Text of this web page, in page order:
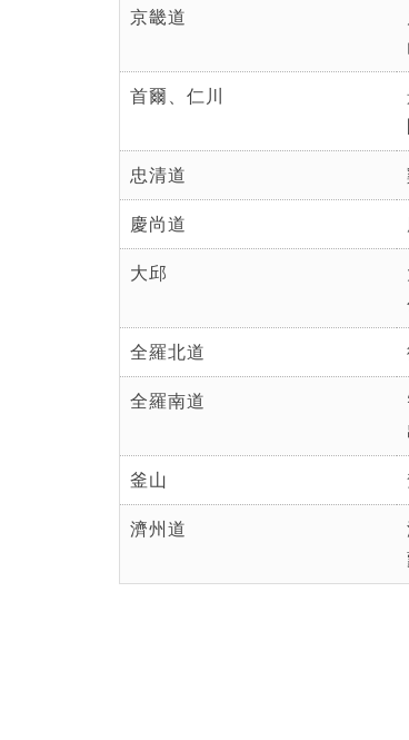
京畿道
首爾、仁川
忠清道
慶尚道
大邱
全羅北道
全羅南道
釜山
濟州道